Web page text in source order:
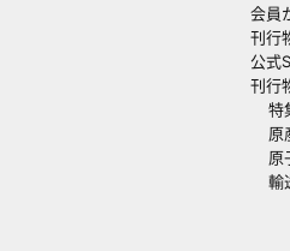
会員
刊行
公式
刊行
特
原
原
輸